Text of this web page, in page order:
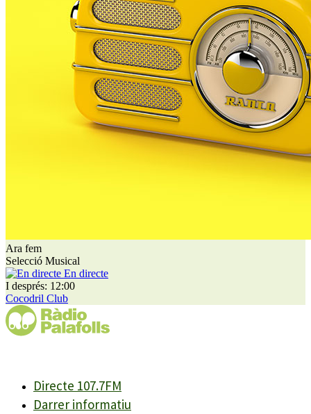
Ara fem
Selecció Musical
En directe
I després: 12:00
Cocodril Club
Directe 107.7FM
Darrer informatiu